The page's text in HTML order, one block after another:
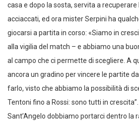
casa e dopo la sosta, servita a
acciaccati, ed ora mister Serpini ha
giocarsi a partita in corso: «Siamo in
alla vigilia del match – e abbiamo una
al campo che ci permette di scegliere. A
ancora un gradino per vincere le partite
farlo, visto che abbiamo la possibilità di
Tentoni fino a Rossi: sono tutti in crescita”.
Sant’Angelo dobbiamo portarci dentro la